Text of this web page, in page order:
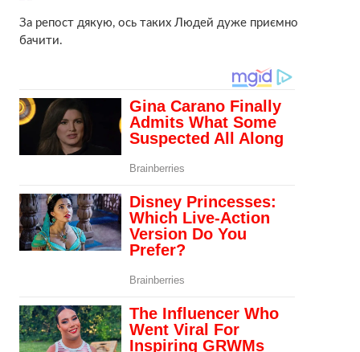
За репост дякую, ось таких Людей дуже приємно
бачити.